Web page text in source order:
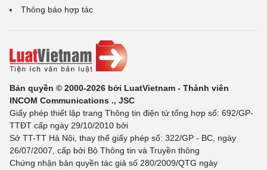
Thông báo hợp tác
Bản quyền © 2000-2026 bởi LuatVietnam - Thành viên
INCOM Communications ., JSC
Giấy phép thiết lập trang Thông tin điện tử tổng hợp số: 692/GP-
TTĐT cấp ngày 29/10/2010 bởi
Sở TT-TT Hà Nội, thay thế giấy phép số: 322/GP - BC, ngày
26/07/2007, cấp bởi Bộ Thông tin và Truyền thông
Chứng nhận bản quyền tác giả số 280/2009/QTG ngày